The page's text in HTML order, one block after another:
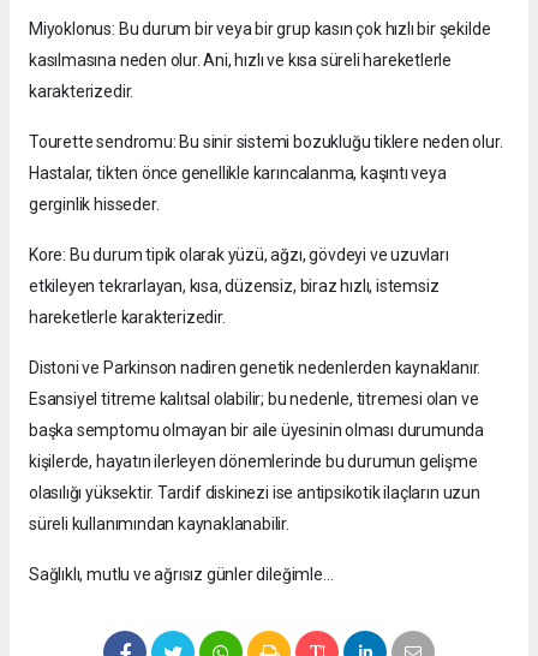
Miyoklonus: Bu durum bir veya bir grup kasın çok hızlı bir şekilde
kasılmasına neden olur. Ani, hızlı ve kısa süreli hareketlerle
karakterizedir.
Tourette sendromu: Bu sinir sistemi bozukluğu tiklere neden olur.
Hastalar, tikten önce genellikle karıncalanma, kaşıntı veya
gerginlik hisseder.
Kore: Bu durum tipik olarak yüzü, ağzı, gövdeyi ve uzuvları
etkileyen tekrarlayan, kısa, düzensiz, biraz hızlı, istemsiz
hareketlerle karakterizedir.
Distoni ve Parkinson nadiren genetik nedenlerden kaynaklanır.
Esansiyel titreme kalıtsal olabilir; bu nedenle, titremesi olan ve
başka semptomu olmayan bir aile üyesinin olması durumunda
kişilerde, hayatın ilerleyen dönemlerinde bu durumun gelişme
olasılığı yüksektir. Tardif diskinezi ise antipsikotik ilaçların uzun
süreli kullanımından kaynaklanabilir.
Sağlıklı, mutlu ve ağrısız günler dileğimle…